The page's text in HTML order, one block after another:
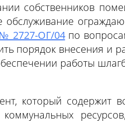
собственников
2727-ОГ/04по
порядок внесения и
работы
который содержит